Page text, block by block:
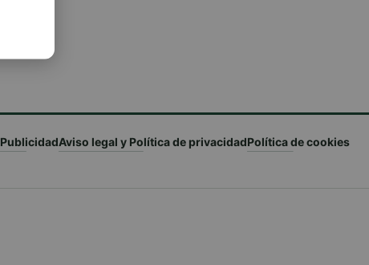
PublicidadAviso legal y Política de privacidadPolítica de cookies